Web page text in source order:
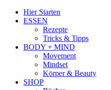
Hier Starten
ESSEN
Rezepte
Tricks & Tipps
BODY + MIND
Movement
Mindset
Körper & Beauty
SHOP